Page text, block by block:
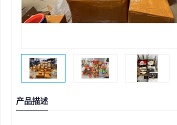
产品描述